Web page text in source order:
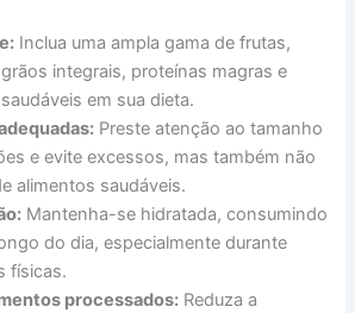
Inclua uma ampla gama de frutas,
integrais, proteínas magras e
em sua dieta.
Preste atenção ao tamanho
e evite excessos, mas também não
alimentos saudáveis.
Mantenha-se hidratada, consumindo
do dia, especialmente durante
físicas.
processados: Reduza a